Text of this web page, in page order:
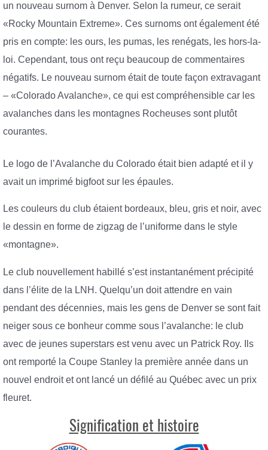
un nouveau surnom à Denver. Selon la rumeur, ce serait
«Rocky Mountain Extreme». Ces surnoms ont également été
pris en compte: les ours, les pumas, les renégats, les hors-la-
loi. Cependant, tous ont reçu beaucoup de commentaires
négatifs. Le nouveau surnom était de toute façon extravagant
– «Colorado Avalanche», ce qui est compréhensible car les
avalanches dans les montagnes Rocheuses sont plutôt
courantes.
Le logo de l’Avalanche du Colorado était bien adapté et il y
avait un imprimé bigfoot sur les épaules.
Les couleurs du club étaient bordeaux, bleu, gris et noir, avec
le dessin en forme de zigzag de l’uniforme dans le style
«montagne».
Le club nouvellement habillé s’est instantanément précipité
dans l’élite de la LNH. Quelqu’un doit attendre en vain
pendant des décennies, mais les gens de Denver se sont fait
neiger sous ce bonheur comme sous l’avalanche: le club
avec de jeunes superstars est venu avec un Patrick Roy. Ils
ont remporté la Coupe Stanley la première année dans un
nouvel endroit et ont lancé un défilé au Québec avec un prix
fleuret.
Signification et histoire